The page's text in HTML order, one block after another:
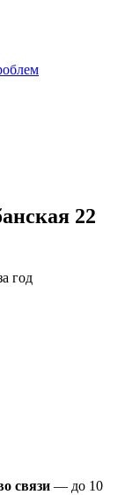
22
год
связи — до 10